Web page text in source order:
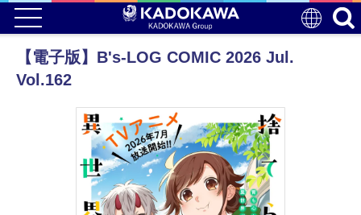
【電子版】B's-LOG COMIC 2026 Jul.
Vol.162